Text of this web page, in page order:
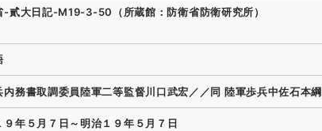
-貳大日記-M19-3-50（所蔵館：防衛省防衛研究所）
内務書取調委員陸軍二等監督川口武宏／／同 陸軍歩兵中佐石本綱
９年５月７日～明治１９年５月７日